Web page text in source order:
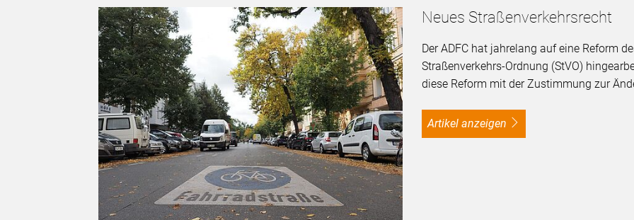
Neues Straßenverkehrsrecht
Der ADFC hat jahrelang auf eine Reform
Straßenverkehrs-Ordnung (StVO)
diese Reform mit der Zustimmung zur
Artikel anzeigen